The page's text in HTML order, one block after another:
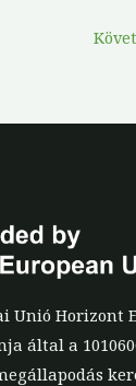
Unió Horizont
által a